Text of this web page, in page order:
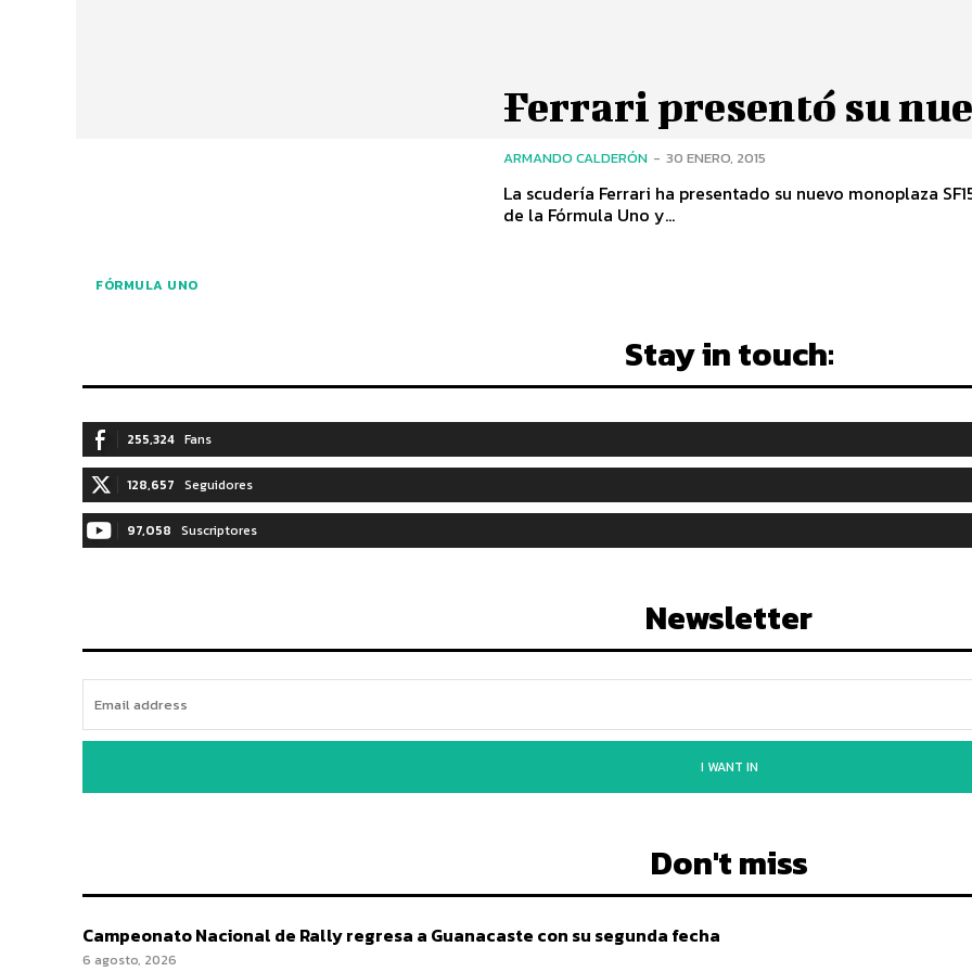
FÓRMULA UNO
Ferrari presentó su
ARMANDO CALDERÓN - 30 ENERO, 2015
La scudería Ferrari ha presentado su nuevo monoplaza
de la Fórmula Uno y...
Stay in touch:
255,324 Fans
128,657 Seguidores
97,058 Suscriptores
Newsletter
I WANT IN
Don't miss
Campeonato Nacional de Rally regresa a Guanacaste con su segunda fecha
6 agosto, 2026